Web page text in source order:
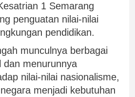
1 Semarang
penguatan nilai-nilai
pendidikan.
munculnya berbagai
dan menurunnya
nilai-nilai nasionalisme,
menjadi kebutuhan